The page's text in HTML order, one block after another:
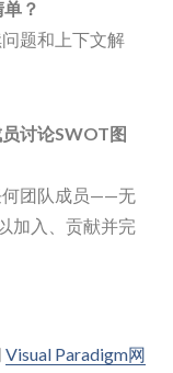
？
题和上下文解
讨论SWOT图
何团队成员——无
加入、贡献并完
Visual Paradigm网